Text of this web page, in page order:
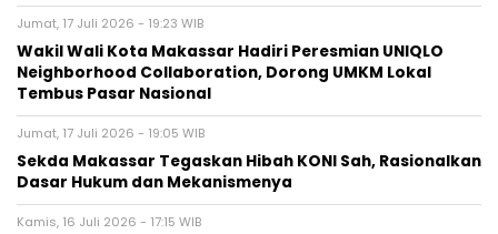
Jumat, 17 Juli 2026 - 19:23 WIB
Wakil Wali Kota Makassar Hadiri Peresmian UNIQLO
Neighborhood Collaboration, Dorong UMKM Lokal
Tembus Pasar Nasional
Jumat, 17 Juli 2026 - 19:05 WIB
Sekda Makassar Tegaskan Hibah KONI Sah, Rasionalkan
Dasar Hukum dan Mekanismenya
Kamis, 16 Juli 2026 - 17:15 WIB